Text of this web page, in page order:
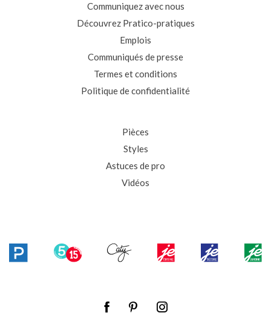
Communiquez avec nous
Découvrez Pratico-pratiques
Emplois
Communiqués de presse
Termes et conditions
Politique de confidentialité
Pièces
Styles
Astuces de pro
Vidéos